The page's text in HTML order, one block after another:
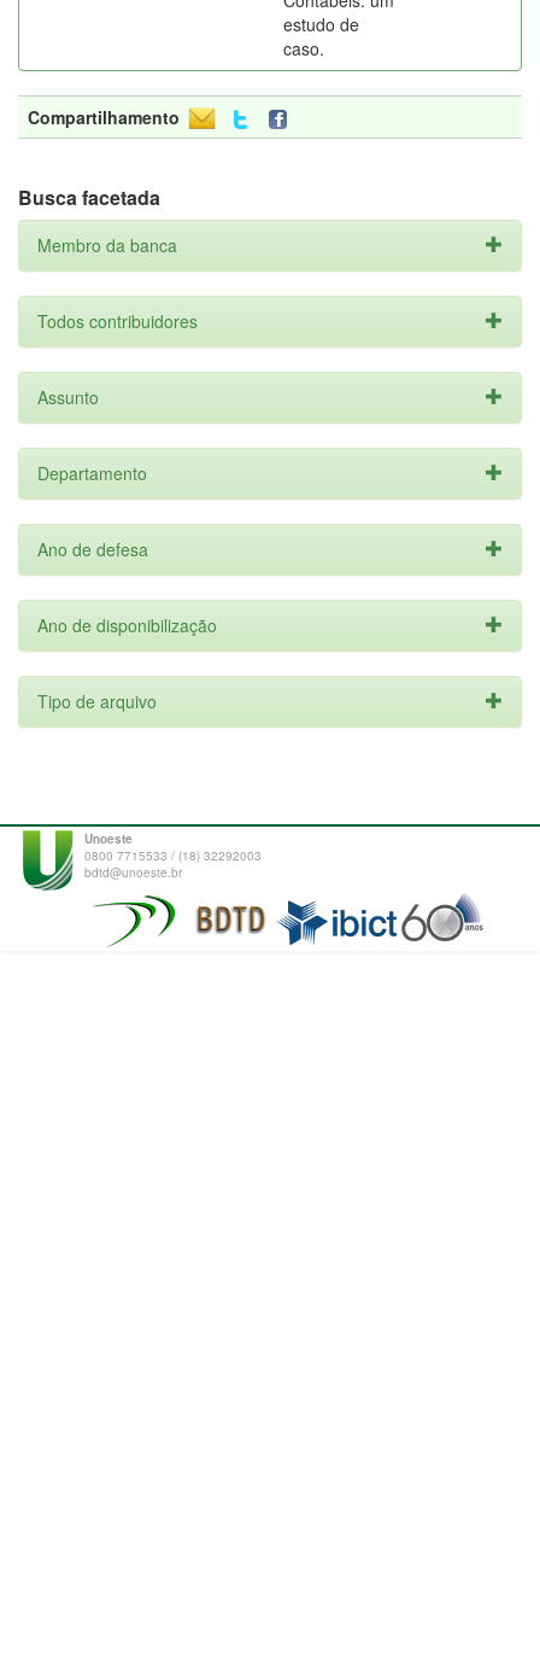
estudo de
caso.
Compartilhamento
Busca facetada
Membro da banca
Todos contribuidores
Assunto
Departamento
Ano de defesa
Ano de disponibilização
Tipo de arquivo
Unoeste
0800 7715533 / (18) 32292003
bdtd@unoeste.br